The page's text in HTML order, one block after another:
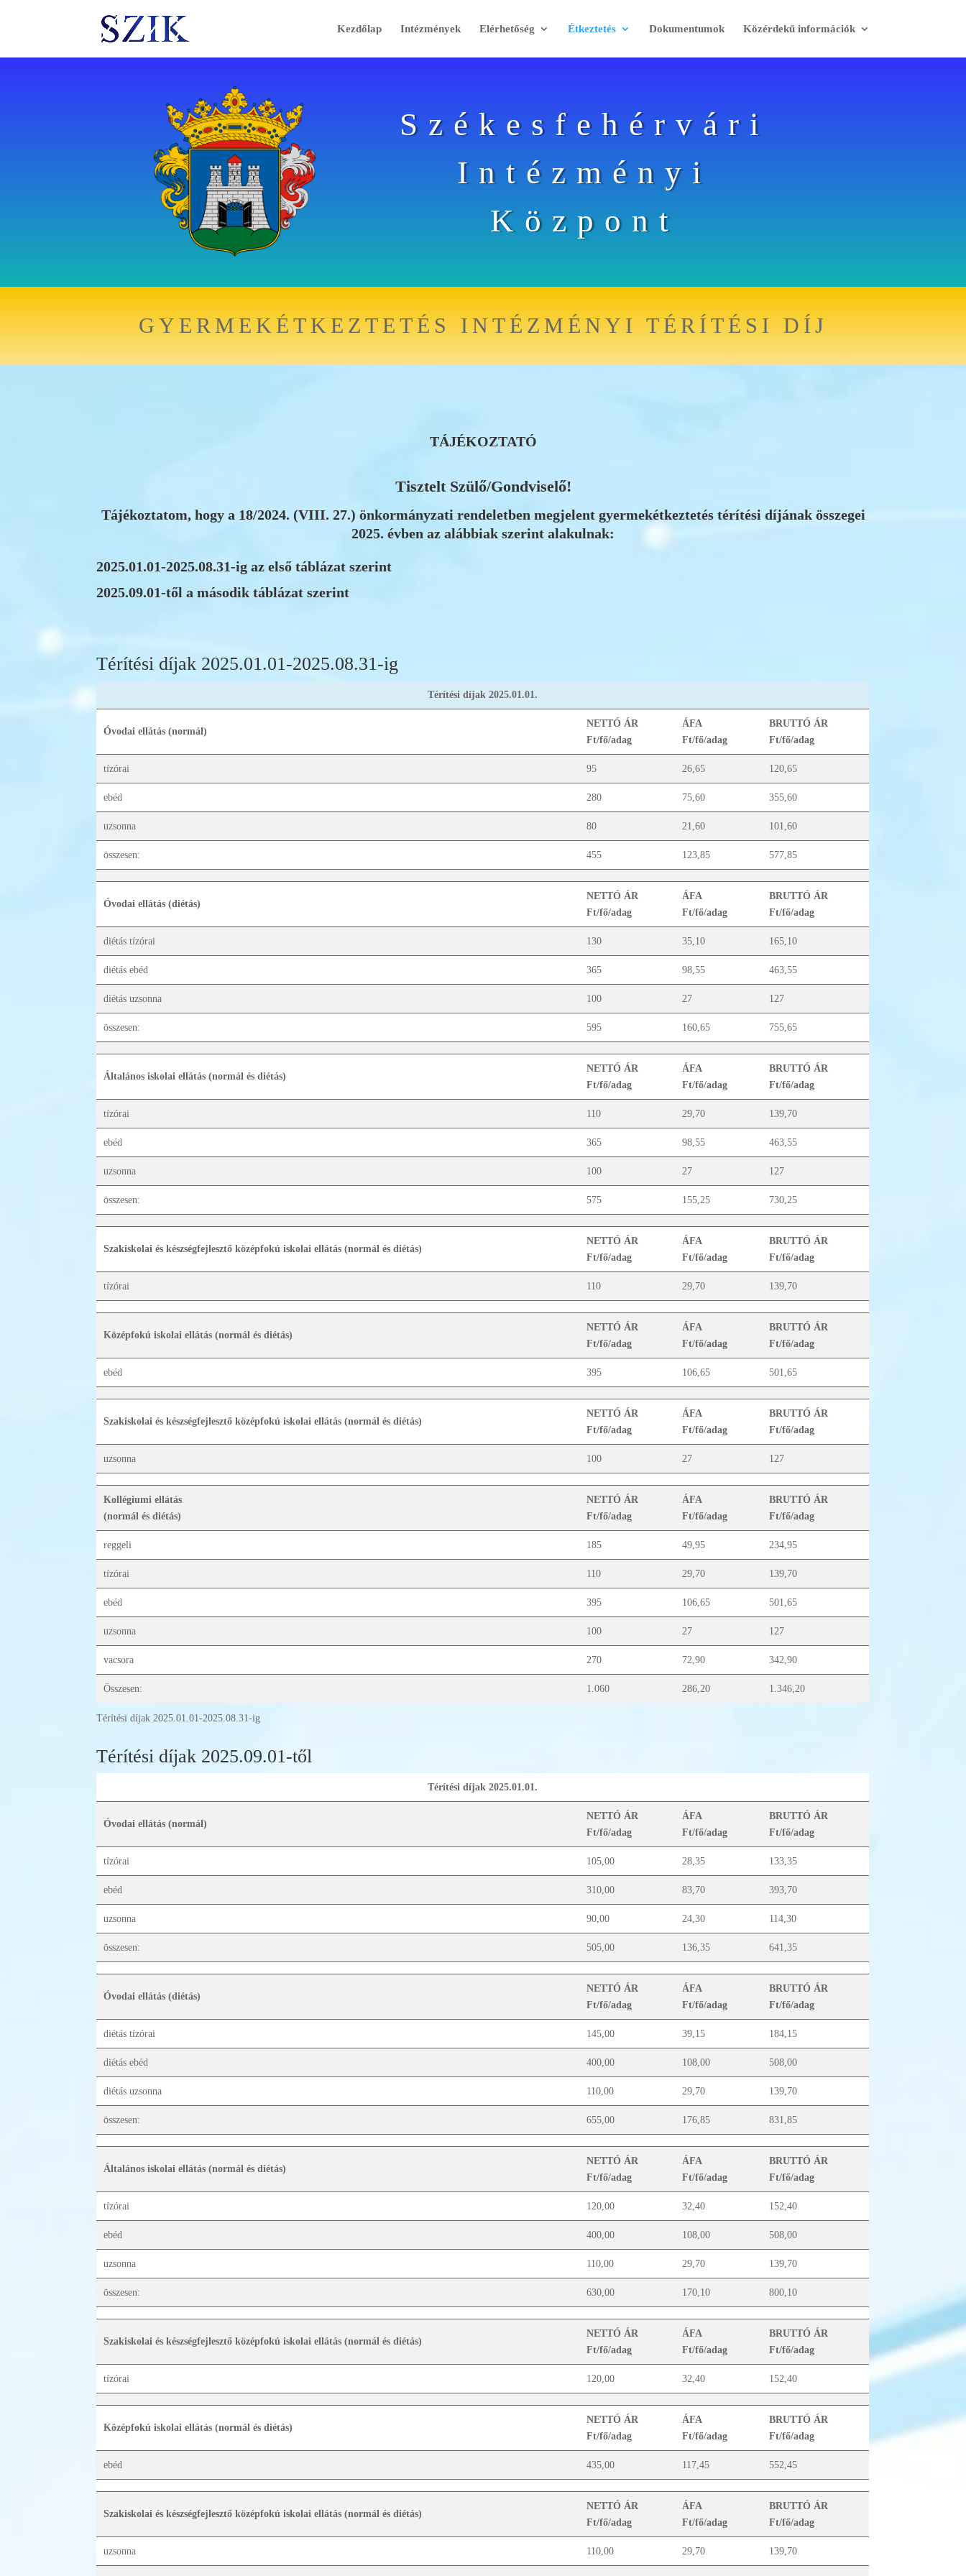
Kezdőlap Intézmények Elérhetőség Étkeztetés Dokumentumok Közérdekű információk
Székesfehérvári
Intézményi
Központ
GYERMEKÉTKEZTETÉS INTÉZMÉNYI TÉRÍTÉSI DÍJ
TÁJÉKOZTATÓ
Tisztelt Szülő/Gondviselő!
Tájékoztatom, hogy a 18/2024. (VIII. 27.) önkormányzati rendeletben megjelent gyermekétkeztetés térítési díjának összegei
2025. évben az alábbiak szerint alakulnak:
2025.01.01-2025.08.31-ig az első táblázat szerint
2025.09.01-től a második táblázat szerint
Térítési díjak 2025.01.01-2025.08.31-ig
Térítési díjak 2025.01.01.
Óvodai ellátás (normál)
NETTÓ ÁR
Ft/fő/adag
ÁFA
Ft/fő/adag
BRUTTÓ ÁR
Ft/fő/adag
tízórai 95 26,65 120,65
ebéd 280 75,60 355,60
uzsonna 80 21,60 101,60
összesen: 455 123,85 577,85
Óvodai ellátás (diétás)
NETTÓ ÁR
Ft/fő/adag
ÁFA
Ft/fő/adag
BRUTTÓ ÁR
Ft/fő/adag
diétás tízórai 130 35,10 165,10
diétás ebéd 365 98,55 463,55
diétás uzsonna 100 27 127
összesen: 595 160,65 755,65
Általános iskolai ellátás (normál és diétás)
NETTÓ ÁR
Ft/fő/adag
ÁFA
Ft/fő/adag
BRUTTÓ ÁR
Ft/fő/adag
tízórai 110 29,70 139,70
ebéd 365 98,55 463,55
uzsonna 100 27 127
összesen: 575 155,25 730,25
Szakiskolai és készségfejlesztő középfokú iskolai ellátás (normál és diétás)
NETTÓ ÁR
Ft/fő/adag
ÁFA
Ft/fő/adag
BRUTTÓ ÁR
Ft/fő/adag
tízórai 110 29,70 139,70
Középfokú iskolai ellátás (normál és diétás)
NETTÓ ÁR
Ft/fő/adag
ÁFA
Ft/fő/adag
BRUTTÓ ÁR
Ft/fő/adag
ebéd 395 106,65 501,65
Szakiskolai és készségfejlesztő középfokú iskolai ellátás (normál és diétás)
NETTÓ ÁR
Ft/fő/adag
ÁFA
Ft/fő/adag
BRUTTÓ ÁR
Ft/fő/adag
uzsonna 100 27 127
Kollégiumi ellátás
(normál és diétás)
NETTÓ ÁR
Ft/fő/adag
ÁFA
Ft/fő/adag
BRUTTÓ ÁR
Ft/fő/adag
reggeli 185 49,95 234,95
tízórai 110 29,70 139,70
ebéd 395 106,65 501,65
uzsonna 100 27 127
vacsora 270 72,90 342,90
Összesen: 1.060 286,20 1.346,20
Térítési díjak 2025.01.01-2025.08.31-ig
Térítési díjak 2025.09.01-től
Térítési díjak 2025.01.01.
Óvodai ellátás (normál)
NETTÓ ÁR
Ft/fő/adag
ÁFA
Ft/fő/adag
BRUTTÓ ÁR
Ft/fő/adag
tízórai 105,00 28,35 133,35
ebéd 310,00 83,70 393,70
uzsonna 90,00 24,30 114,30
összesen: 505,00 136,35 641,35
Óvodai ellátás (diétás)
NETTÓ ÁR
Ft/fő/adag
ÁFA
Ft/fő/adag
BRUTTÓ ÁR
Ft/fő/adag
diétás tízórai 145,00 39,15 184,15
diétás ebéd 400,00 108,00 508,00
diétás uzsonna 110,00 29,70 139,70
összesen: 655,00 176,85 831,85
Általános iskolai ellátás (normál és diétás)
NETTÓ ÁR
Ft/fő/adag
ÁFA
Ft/fő/adag
BRUTTÓ ÁR
Ft/fő/adag
tízórai 120,00 32,40 152,40
ebéd 400,00 108,00 508,00
uzsonna 110,00 29,70 139,70
összesen: 630,00 170,10 800,10
Szakiskolai és készségfejlesztő középfokú iskolai ellátás (normál és diétás)
NETTÓ ÁR
Ft/fő/adag
ÁFA
Ft/fő/adag
BRUTTÓ ÁR
Ft/fő/adag
tízórai 120,00 32,40 152,40
Középfokú iskolai ellátás (normál és diétás)
NETTÓ ÁR
Ft/fő/adag
ÁFA
Ft/fő/adag
BRUTTÓ ÁR
Ft/fő/adag
ebéd 435,00 117,45 552,45
Szakiskolai és készségfejlesztő középfokú iskolai ellátás (normál és diétás)
NETTÓ ÁR
Ft/fő/adag
ÁFA
Ft/fő/adag
BRUTTÓ ÁR
Ft/fő/adag
uzsonna 110,00 29,70 139,70